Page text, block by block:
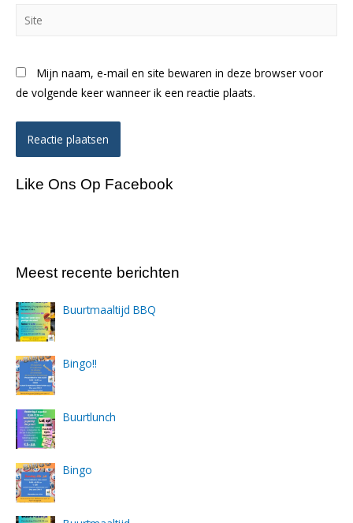
Mijn naam, e-mail en site bewaren in deze browser voor
de volgende keer wanneer ik een reactie plaats.
Like Ons Op Facebook
Meest recente berichten
Buurtmaaltijd BBQ
Bingo!!
Buurtlunch
Bingo